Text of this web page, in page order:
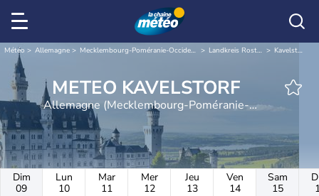
Météo Allemagne Mecklembourg-Poméranie-Occidentale Landkreis Rostock Kavelstorf
METEO KAVELSTORF
Allemagne (Mecklembourg-Poméranie-
Occidentale)
Dim
09
Lun
10
Mar
11
Mer
12
Jeu
13
Ven
14
Sam
15